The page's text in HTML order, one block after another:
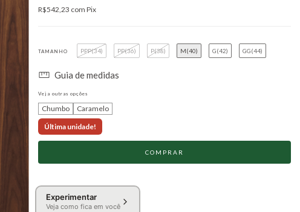
R$542,23 com Pix
TAMANHO PPP(34) PP(36) P(38) M(40) G(42) GG(44)
Guia de medidas
Veja outras opções
Chumbo
Caramelo
Última unidade!
Experimentar
Veja como fica em você